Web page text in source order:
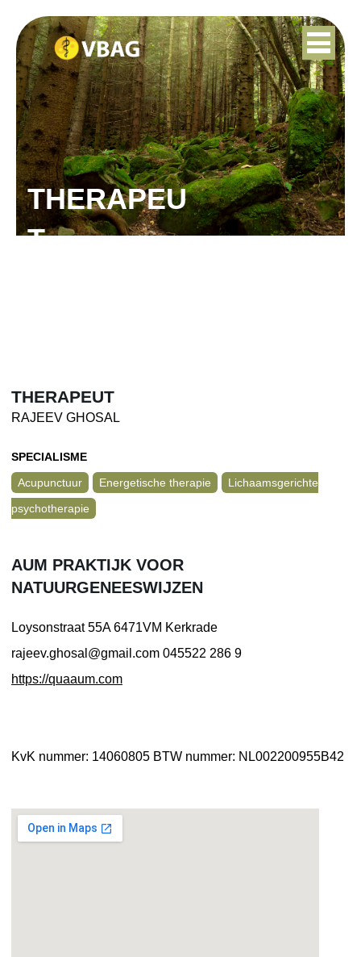
THERAPEU
T
THERAPEUT
RAJEEV GHOSAL
SPECIALISME
Acupunctuur
Energetische therapie
Lichaamsgerichte
psychotherapie
AUM PRAKTIJK VOOR
NATUURGENEESWIJZEN
Loysonstraat 55A6471VM Kerkrade
rajeev.ghosal@gmail.com 045522 286 9
https://quaaum.com
KvK nummer: 14060805 BTW nummer: NL002200955B42